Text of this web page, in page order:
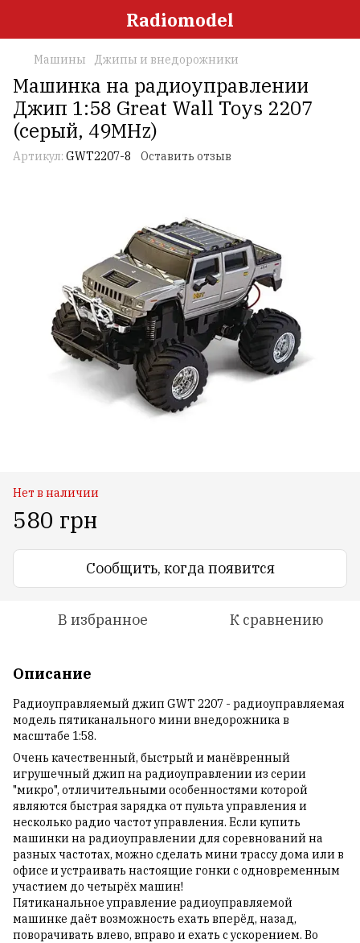
Radiomodel
Машины Джипы и внедорожники
Машинка на радиоуправлении
Джип 1:58 Great Wall Toys 2207
(серый, 49MHz)
Артикул: GWT2207-8 Оставить отзыв
Нет в наличии
580 грн
Сообщить, когда появится
В избранное К сравнению
Описание
Радиоуправляемый джип GWT 2207 - радиоуправляемая
модель пятиканального мини внедорожника в
масштабе 1:58.
Очень качественный, быстрый и манёвренный
игрушечный джип на радиоуправлении из серии
"микро", отличительными особенностями которой
являются быстрая зарядка от пульта управления и
несколько радио частот управления. Если купить
машинки на радиоуправлении для соревнований на
разных частотах, можно сделать мини трассу дома или в
офисе и устраивать настоящие гонки с одновременным
участием до четырёх машин!
Пятиканальное управление радиоуправляемой
машинке даёт возможность ехать вперёд, назад,
поворачивать влево, вправо и ехать с ускорением. Во